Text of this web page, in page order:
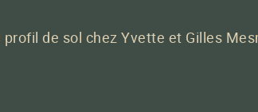
de sol chez Yvette et Gilles